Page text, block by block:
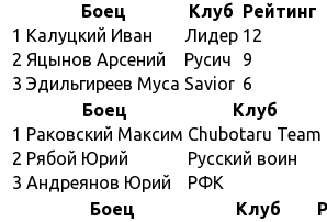
Боец
Клуб Рейтинг
1 Калуцкий Иван Лидер 12
2 Яцынов Арсений Русич
9
3 Эдильгиреев Муса Savior 6
Боец
Клуб
1 Раковский Максим Chubotaru Team
2 Рябой Юрий Русский воин
3 Андреянов Юрий РФК
Боец
Клуб